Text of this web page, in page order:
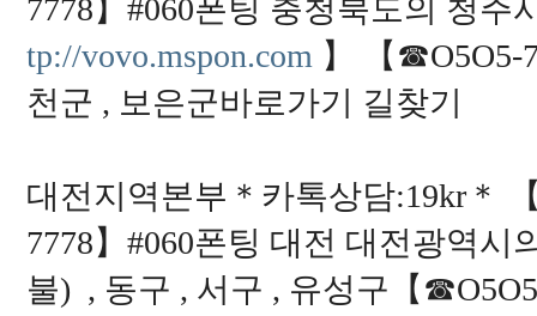
7778】#060폰팅 충청북도의 청
tp://vovo.mspon.com 】 【☎O5O5-
천군 , 보은군바로가기 길찾기
대전지역본부＊카톡상담:19kr＊
7778】#060폰팅 대전 대전광역
불) , 동구 , 서구 , 유성구【